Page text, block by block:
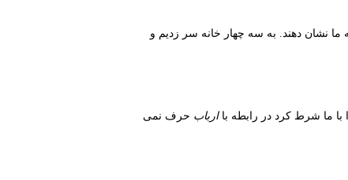
ما نشان دهند. به سه چهار خانه سر زدیم و
ما شرط کرد در رابطه با ارباب حرف نمی